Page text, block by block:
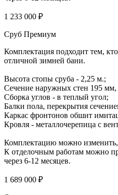
1 233 000 ₽
Сруб Премиум
Комплектация подходит тем,
отличной зимней бани.
Высота стопы сруба - 2,25 м.;
Сечение наружных стен 195 мм,
Сборка углов - в теплый угол;
Балки пола, перекрытия
Каркас фронтонов обшит
Кровля - металлочерепица с
Комплектацию можно изменить,
К отделочным работам можно
через 6-12 месяцев.
1 689 000 ₽